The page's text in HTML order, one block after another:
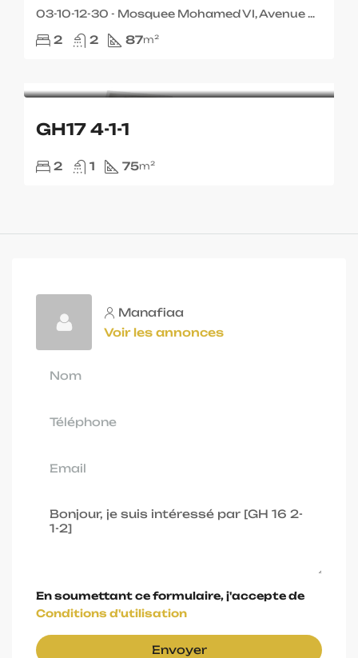
03-10-12-30 - Mosquee Mohamed VI, Avenue Mohamed V شارع محمد الخامس, Kenitra, Maghreb Al Arabi, Kénitra القنيطرة, Pachalik de Kenitra باشوية القنيطرة, Province de Kenitra إقليم القنيطرة, 14080, Maroc ⵍⵎⵖⵔⵉⴱ المغرب
2 2 87m²
GH17 4-1-1
2 1 75m²
Manafiaa
Voir les annonces
En soumettant ce formulaire, j'accepte de
Conditions d'utilisation
Envoyer